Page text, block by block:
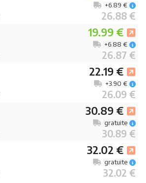
26.88 €
+6.89 €
19.99 €
26.87 €
+6.88 €
22.19 €
26.09 €
+3.90 €
30.89 €
30.89 €
gratuite
32.02 €
32.02 €
gratuite